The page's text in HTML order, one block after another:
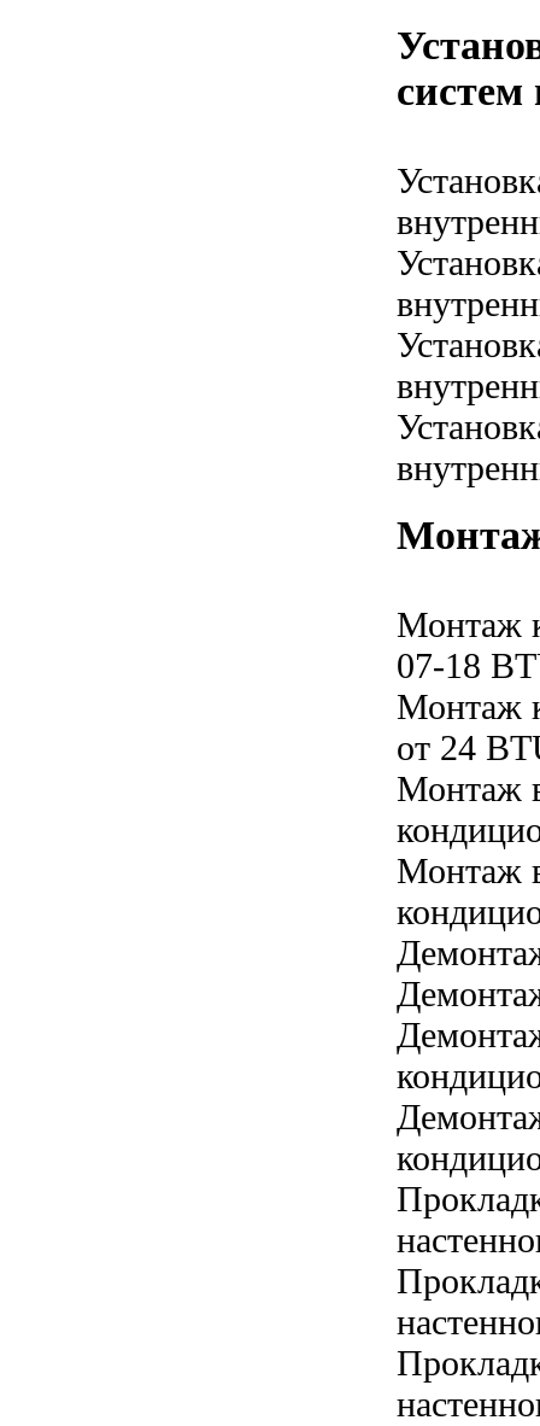
систем
Монтаж
07-18
Монтаж
от 24
Монтаж
Монтаж